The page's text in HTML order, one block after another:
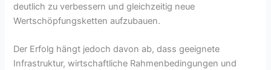
deutlich zu verbessern und gleichzeitig neue
Wertschöpfungsketten aufzubauen.
Der Erfolg hängt jedoch davon ab, dass geeignete
Infrastruktur, wirtschaftliche Rahmenbedingungen und